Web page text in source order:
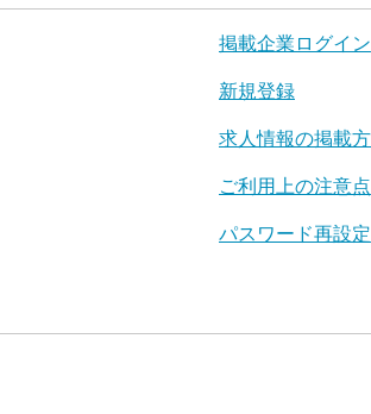
掲載企業ログイン
新規登録
求人情報の掲載
ご利用上の注意点
パスワード再設定